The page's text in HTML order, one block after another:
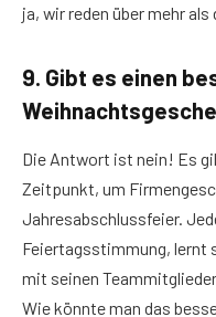
ja, wir reden über mehr
9. Gibt es einen
Die Antwort ist nein! Es
Zeitpunkt, um
Jahresabschlussfeier.
Feiertagsstimmung, lernt
mit seinen
Wie könnte man das